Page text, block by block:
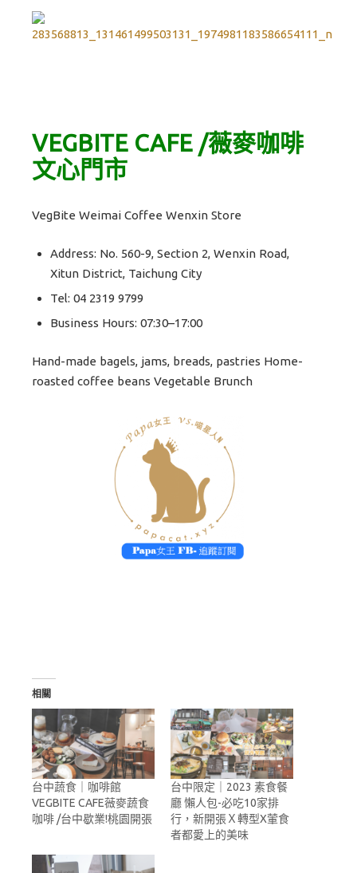
VEGBITE CAFE /薇麥咖啡
文心門市
VegBite Weimai Coffee Wenxin Store
Address: No. 560-9, Section 2, Wenxin Road,
Xitun District, Taichung City
Tel: 04 2319 9799
Business Hours: 07:30–17:00
Hand-made bagels, jams, breads, pastries Home-
roasted coffee beans Vegetable Brunch
相關
台中蔬食｜咖啡館
VEGBITE CAFE薇麥蔬食
咖啡 /台中歇業!桃園開張
台中限定｜2023 素食餐
廳 懶人包-必吃10家排
行，新開張Ｘ轉型X葷食
者都愛上的美味